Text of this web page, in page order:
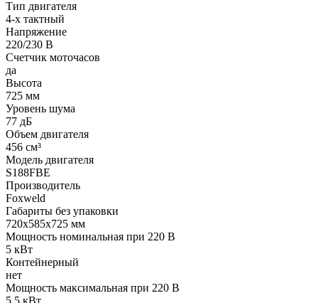
Тип двигателя
4-х тактный
Напряжение
220/230 В
Счетчик моточасов
да
Высота
725 мм
Уровень шума
77 дБ
Объем двигателя
456 см³
Модель двигателя
S188FBE
Производитель
Foxweld
Габариты без упаковки
720х585х725 мм
Мощность номинальная при 220 В
5 кВт
Контейнерный
нет
Мощность максимальная при 220 В
5.5 кВт